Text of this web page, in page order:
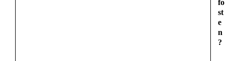
fo
st
e
n
?